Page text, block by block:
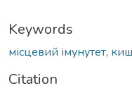
Keywords
місцевий імунутет,
Citation